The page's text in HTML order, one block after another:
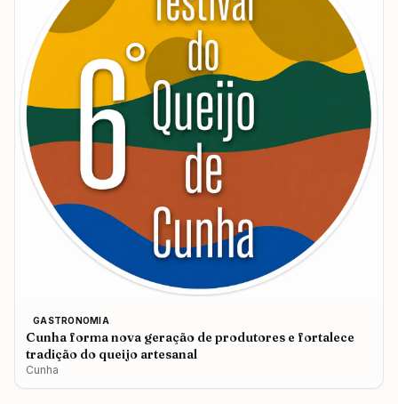
GASTRONOMIA
Cunha forma nova geração de produtores e fortalece
tradição do queijo artesanal
Cunha